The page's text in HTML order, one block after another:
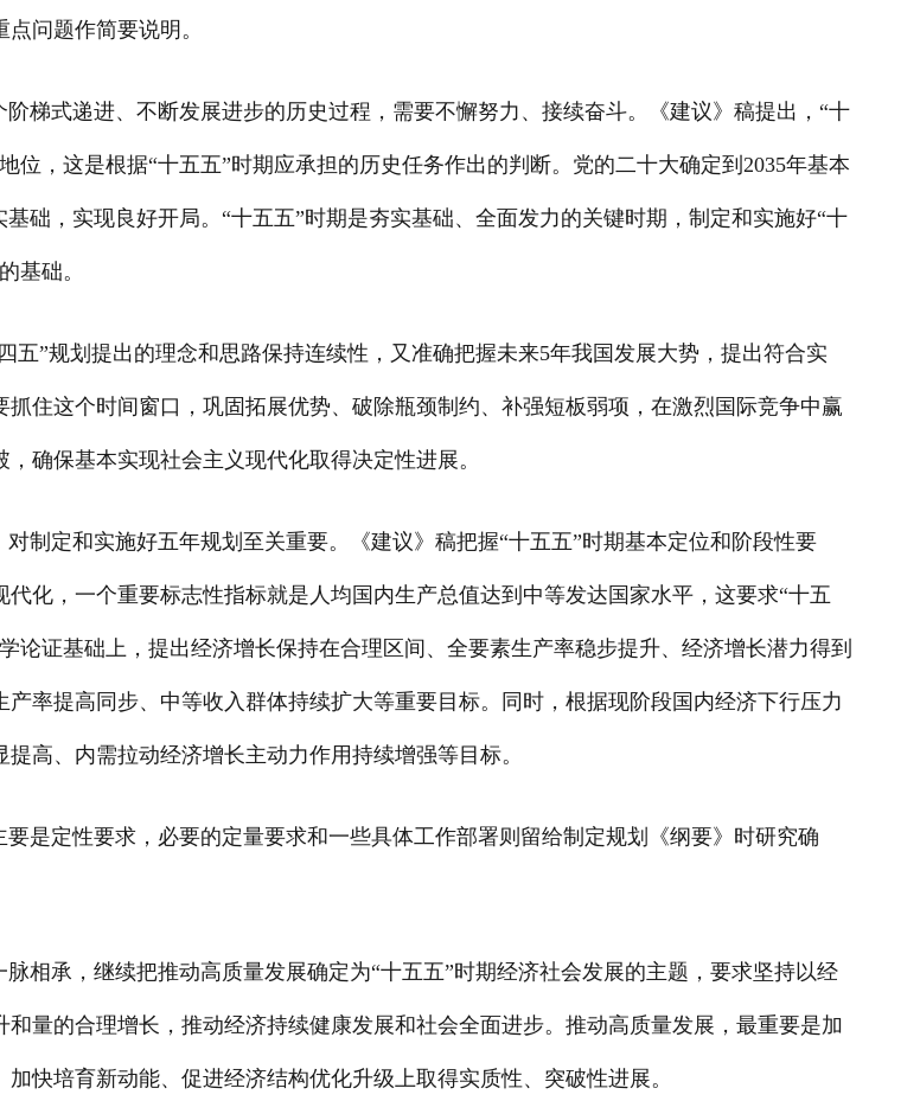
问题作简要说明。
梯式递进、不断发展进步的历史过程，需要不懈努力、接续奋斗。《建议》稿提出，“十
，这是根据“十五五”时期应承担的历史任务作出的判断。党的二十大确定到2035年基本
础，实现良好开局。“十五五”时期是夯实基础、全面发力的关键时期，制定和实施好“十
基础。
五”规划提出的理念和思路保持连续性，又准确把握未来5年我国发展大势，提出符合实
住这个时间窗口，巩固拓展优势、破除瓶颈制约、补强短板弱项，在激烈国际竞争中赢
确保基本实现社会主义现代化取得决定性进展。
制定和实施好五年规划至关重要。《建议》稿把握“十五五”时期基本定位和阶段性要
化，一个重要标志性指标就是人均国内生产总值达到中等发达国家水平，这要求“十五
证基础上，提出经济增长保持在合理区间、全要素生产率稳步提升、经济增长潜力得到
率提高同步、中等收入群体持续扩大等重要目标。同时，根据现阶段国内经济下行压力
高、内需拉动经济增长主动力作用持续增强等目标。
是定性要求，必要的定量要求和一些具体工作部署则留给制定规划《纲要》时研究确
相承，继续把推动高质量发展确定为“十五五”时期经济社会发展的主题，要求坚持以经
量的合理增长，推动经济持续健康发展和社会全面进步。推动高质量发展，最重要是加
快培育新动能、促进经济结构优化升级上取得实质性、突破性进展。